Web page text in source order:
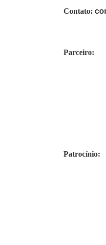
Contato:
Parceiro:
Patrocínio: